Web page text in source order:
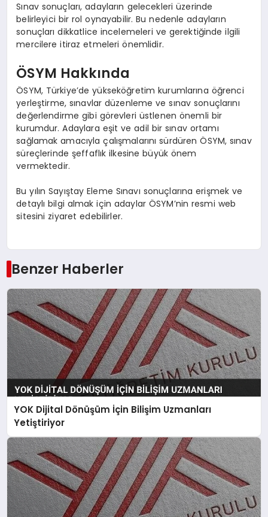
Sınav sonuçları, adayların gelecekleri üzerinde
belirleyici bir rol oynayabilir. Bu nedenle adayların
sonuçları dikkatlice incelemeleri ve gerektiğinde ilgili
mercilere itiraz etmeleri önemlidir.
ÖSYM Hakkında
ÖSYM, Türkiye’de yükseköğretim kurumlarına öğrenci
yerleştirme, sınavlar düzenleme ve sınav sonuçlarını
değerlendirme gibi görevleri üstlenen önemli bir
kurumdur. Adaylara eşit ve adil bir sınav ortamı
sağlamak amacıyla çalışmalarını sürdüren ÖSYM, sınav
süreçlerinde şeffaflık ilkesine büyük önem
vermektedir.
Bu yılın Sayıştay Eleme Sınavı sonuçlarına erişmek ve
detaylı bilgi almak için adaylar ÖSYM’nin resmi web
sitesini ziyaret edebilirler.
Benzer Haberler
YOK Dijital Dönüşüm İçin Bilişim Uzmanları
Yetiştiriyor